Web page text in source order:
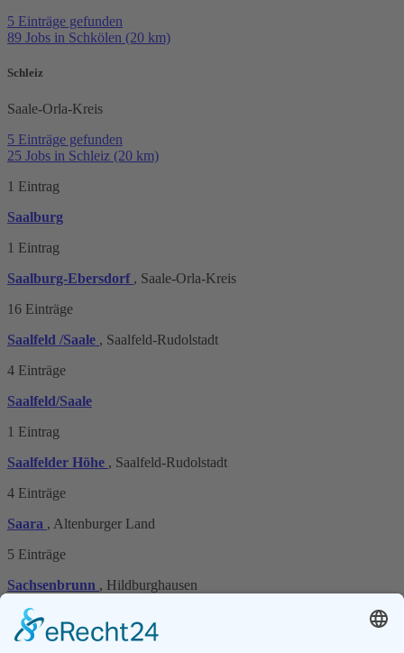
5 Einträge gefunden
89 Jobs in Schkölen (20 km)
Schleiz
Saale-Orla-Kreis
5 Einträge gefunden
25 Jobs in Schleiz (20 km)
1 Eintrag
Saalburg
1 Eintrag
Saalburg-Ebersdorf , Saale-Orla-Kreis
16 Einträge
Saalfeld /Saale , Saalfeld-Rudolstadt
4 Einträge
Saalfeld/Saale
1 Eintrag
Saalfelder Höhe , Saalfeld-Rudolstadt
4 Einträge
Saara , Altenburger Land
5 Einträge
Sachsenbrunn , Hildburghausen
2 Einträge
Schimberg , Eichsfeld